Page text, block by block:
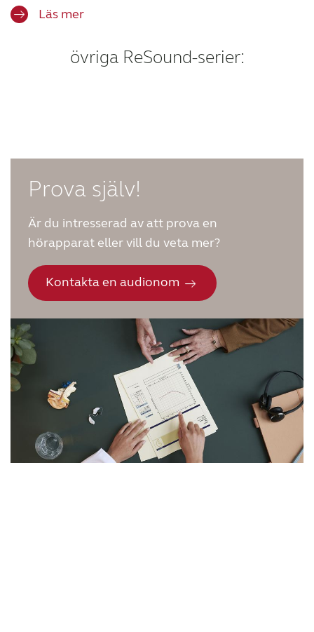
Läs mer
övriga ReSound-serier:
Prova själv!
Är du intresserad av att prova en
hörapparat eller vill du veta mer?
Kontakta en audionom